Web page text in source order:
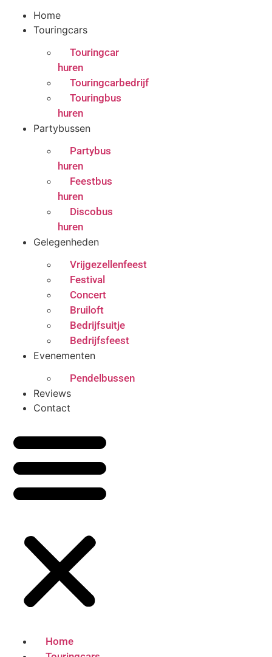
Home
Touringcars
Touringcar
huren
Touringcarbedrijf
Touringbus
huren
Partybussen
Partybus
huren
Feestbus
huren
Discobus
huren
Gelegenheden
Vrijgezellenfeest
Festival
Concert
Bruiloft
Bedrijfsuitje
Bedrijfsfeest
Evenementen
Pendelbussen
Reviews
Contact
Home